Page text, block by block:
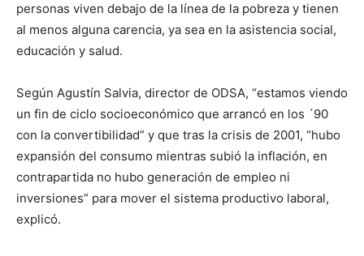
personas viven debajo de la línea de la pobreza y tienen
al menos alguna carencia, ya sea en la asistencia social,
educación y salud.
Según Agustín Salvia, director de ODSA, “estamos viendo
un fin de ciclo socioeconómico que arrancó en los ´90
con la convertibilidad” y que tras la crisis de 2001, “hubo
expansión del consumo mientras subió la inflación, en
contrapartida no hubo generación de empleo ni
inversiones” para mover el sistema productivo laboral,
explicó.